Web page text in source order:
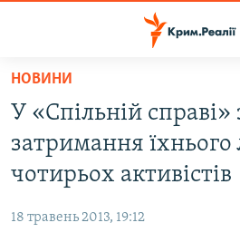
Перейти
основного
матеріалу
Перейти
основної
навігації
ВІДЕО ТА ФОТО
БЛОГИ
НОВИНИ
У «Спільній
затримання їхнього
чотирьох активістів
18 травень 2013, 19:12